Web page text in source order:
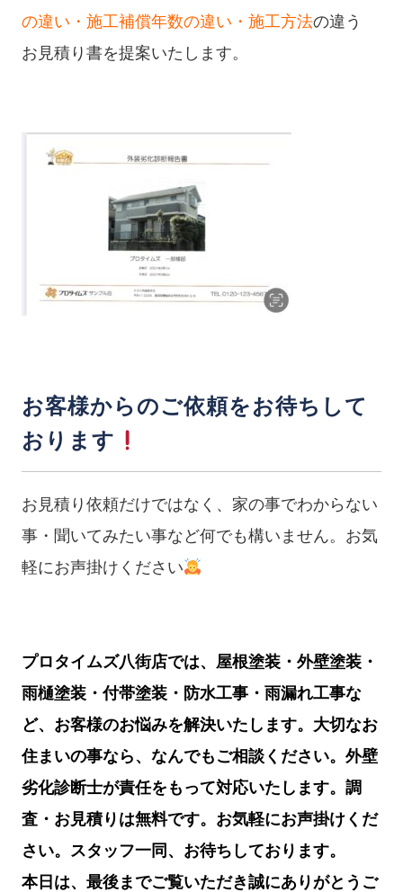
の違い・施工補償年数の違い・施工方法の違う
お見積り書を提案いたします。
お客様からのご依頼をお待ちして
おります
お見積り依頼だけではなく、家の事でわからない
事・聞いてみたい事など何でも構いません。お気
軽にお声掛けください
プロタイムズ八街店では、屋根塗装・外壁塗装・
雨樋塗装・付帯塗装・防水工事・雨漏れ工事な
ど、お客様のお悩みを解決いたします。 大切なお
住まいの事なら、なんでもご相談ください。外壁
劣化診断士が責任をもって対応いたします。調
査・お見積りは無料です。お気軽にお声掛けくだ
さい。スタッフ一同、お待ちしております。
本日は、最後までご覧いただき誠にありがとうご